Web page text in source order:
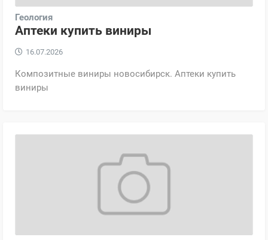
Геология
Аптеки купить виниры
16.07.2026
Композитные виниры новосибирск. Аптеки купить
виниры